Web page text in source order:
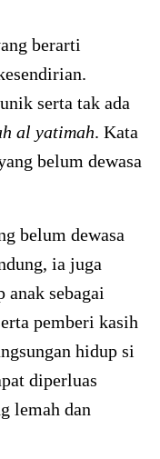
berarti
serta tak ada
al yatimah. Kata
belum dewasa
belum dewasa
ia juga
anak sebagai
pemberi kasih
hidup si
diperluas
lemah dan